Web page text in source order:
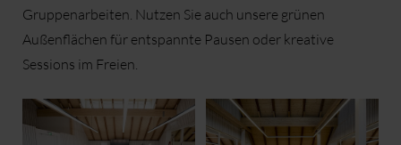
Gruppenarbeiten. Nutzen Sie auch unsere grünen
Außenflächen für entspannte Pausen oder kreative
Sessions im Freien.